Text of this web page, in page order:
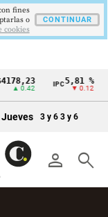
▲ 0.42
5,81 %
▼ 0.12
Jueves 3 y 6 3 y 6
person search
fines
o
cookies
CONTINUAR